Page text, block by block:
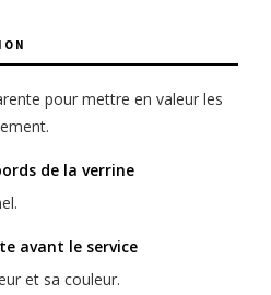
pour mettre en valeur les
de la verrine
avant le service
et sa couleur.